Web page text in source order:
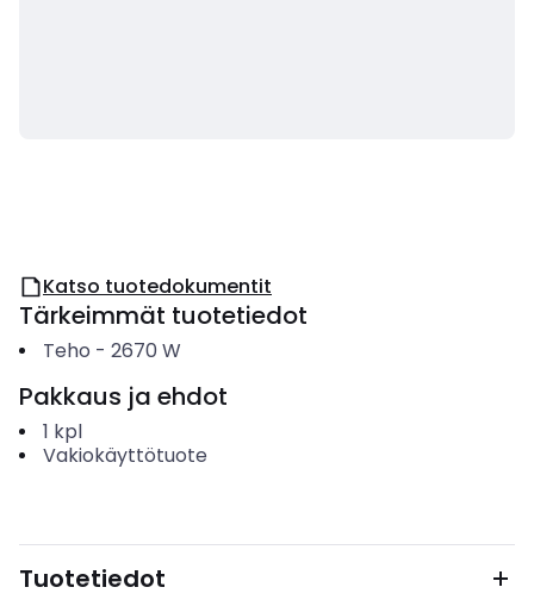
Katso tuotedokumentit
Tärkeimmät tuotetiedot
Teho - 2670 W
Pakkaus ja ehdot
1 kpl
Vakiokäyttötuote
Tuotetiedot